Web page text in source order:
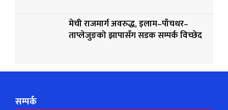
मेची राजमार्ग अवरुद्ध, इलाम–पाँचथर–
ताप्लेजुङको झापासँग सडक सम्पर्क विच्छेद
सम्पर्क